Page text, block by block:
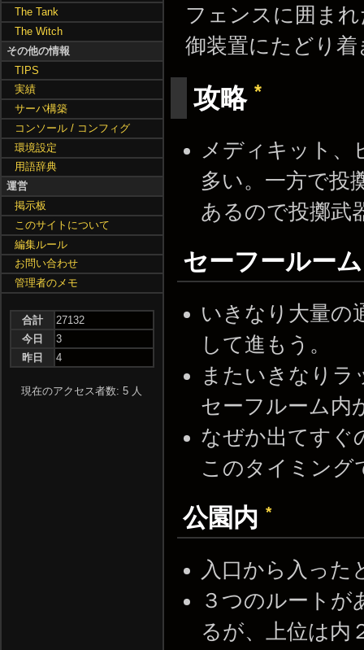
フェンスに囲ま
御装置にたどり
攻略 *
メディキット、
多い。一方で投
あるので投擲武
セーフールー
いきなり大量の
して進もう。
またいきなりラ
セーフルーム内
なぜか出てすぐ
このタイミン
公園内*
入口から入った
３つのルート
るが、上位は内
The Tank
The Witch
その他の情報
TIPS
実績
サーバ構築
コンソール / コンフィグ
環境設定
用語辞典
運営
掲示板
このサイトについて
編集ルール
お問い合わせ
管理者のメモ
合計
27132
今日
3
昨日
4
現在のアクセス者数: 5 人